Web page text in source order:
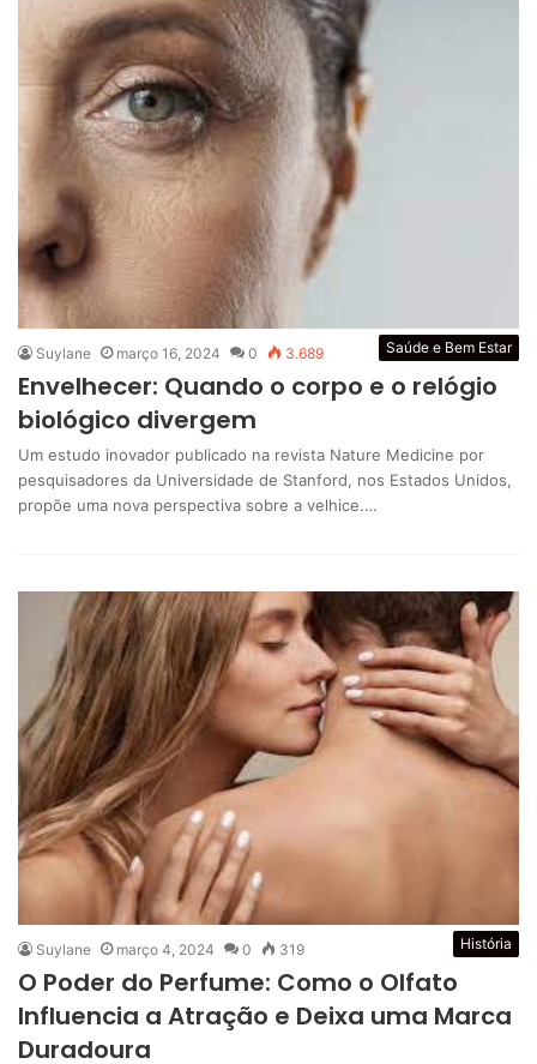
Saúde e Bem Estar
Suylane março 16, 2024 0 3.689
Envelhecer: Quando o corpo e o relógio
biológico divergem
Um estudo inovador publicado na revista Nature Medicine por
pesquisadores da Universidade de Stanford, nos Estados Unidos,
propõe uma nova perspectiva sobre a velhice.…
História
Suylane março 4, 2024 0 319
O Poder do Perfume: Como o Olfato
Influencia a Atração e Deixa uma Marca
Duradoura